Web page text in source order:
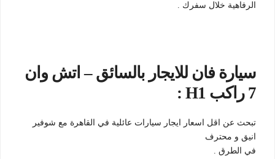
الرفاهية خلال سفرك .
سيارة فان للايجار بالسائق – اتش وان
7 راكب H1 :
تبحث عن اقل اسعار ايجار سيارات عائلية في القاهرة مع شوفير
انيق و محترف
في الطرق .